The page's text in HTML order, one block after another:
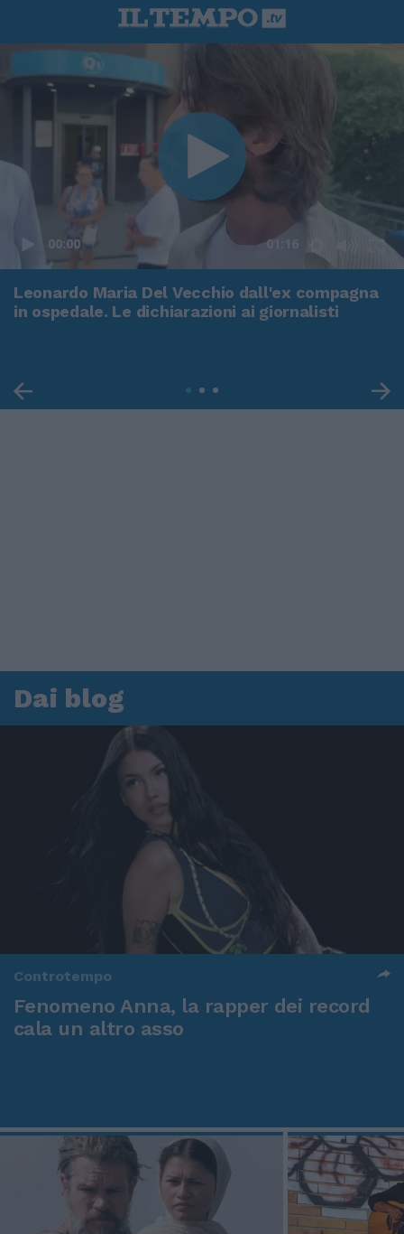
00:00 01:16
Leonardo Maria Del Vecchio dall'ex compagna
in ospedale. Le dichiarazioni ai giornalisti
Dai blog
Controtempo
Fenomeno Anna, la rapper dei record
cala un altro asso